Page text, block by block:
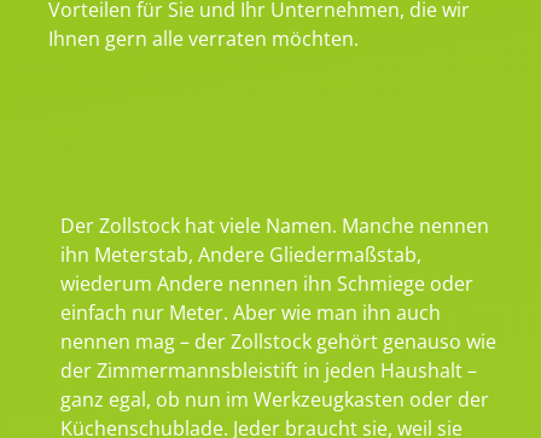
Vorteilen für Sie und Ihr Unternehmen, die wir
Ihnen gern alle verraten möchten.
Der Zollstock hat viele Namen. Manche nennen
ihn Meterstab, Andere Gliedermaßstab,
wiederum Andere nennen ihn Schmiege oder
einfach nur Meter. Aber wie man ihn auch
nennen mag – der Zollstock gehört genauso wie
der Zimmermannsbleistift in jeden Haushalt –
ganz egal, ob nun im Werkzeugkasten oder der
Küchenschublade. Jeder braucht sie, weil sie